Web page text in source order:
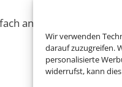
Wir verwenden
darauf zuzugreifen.
personalisierte
widerrufst, kann
an und schon